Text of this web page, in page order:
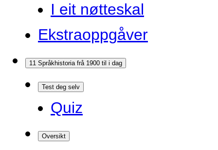
I eit nøtteskal
Ekstraoppgåver
11 Språkhistoria frå 1900 til i dag
Test deg selv
Quiz
Oversikt